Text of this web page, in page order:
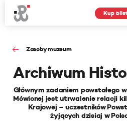
Kup
Zasoby muzeum
Archiwum
Głównym zadaniem powstałego
Mówionej jest utrwalenie relacji
Krajowej – uczestników
żyjących dzisiaj w